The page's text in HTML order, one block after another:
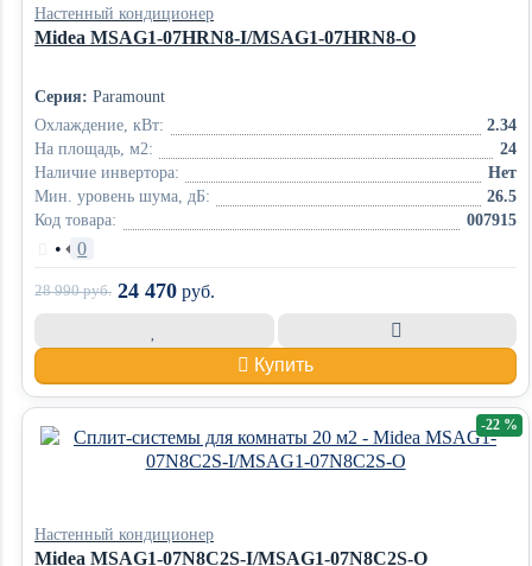
Настенный кондиционер
Midea MSAG1-07HRN8-I/MSAG1-07HRN8-O
Серия: Paramount
Охлаждение, кВт:
2.34
На площадь, м2:
24
Наличие инвертора:
Нет
Мин. уровень шума, дБ:
26.5
Код товара:
007915
• 0
28 990руб. 24 470 руб.
Купить
Настенный кондиционер
Midea MSAG1-07N8C2S-I/MSAG1-07N8C2S-O
-22 %